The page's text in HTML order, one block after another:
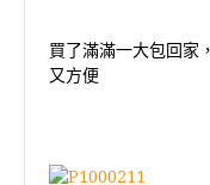
買了滿滿一大包回家
又方便